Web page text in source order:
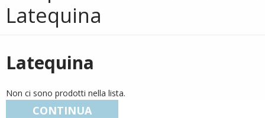
Latequina
Latequina
Non ci sono prodotti nella lista.
CONTINUA